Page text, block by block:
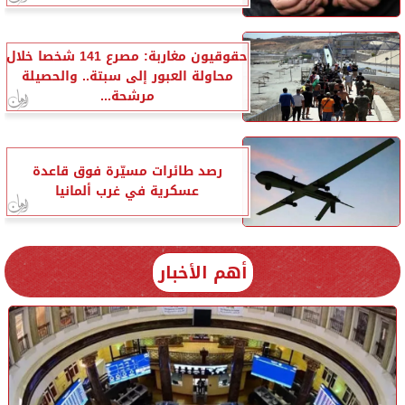
حقوقيون مغاربة: مصرع 141 شخصا خلال
محاولة العبور إلى سبتة.. والحصيلة
مرشحة...
رصد طائرات مسيّرة فوق قاعدة
عسكرية في غرب ألمانيا
أهم الأخبار